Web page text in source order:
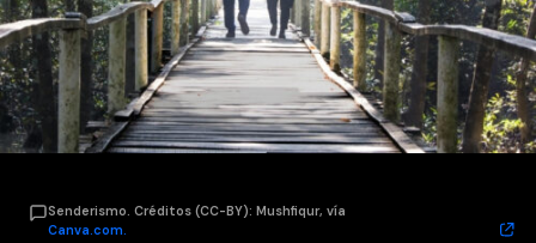
Senderismo. Créditos (CC-BY): Mushfiqur, vía
Canva.com.